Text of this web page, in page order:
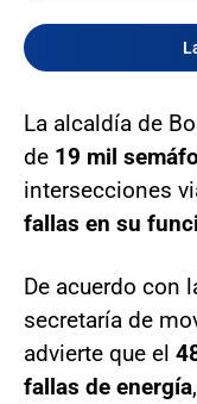
La alcaldía de
de 19 mil
intersecciones
fallas en su
De acuerdo con
secretaría de
advierte que el
fallas de energía